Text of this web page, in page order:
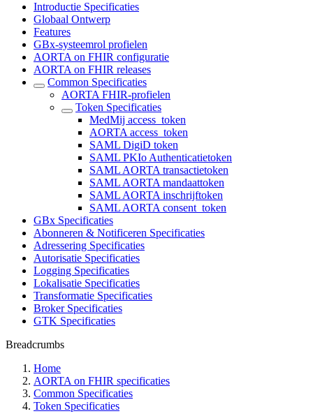
Introductie Specificaties
Globaal Ontwerp
Features
GBx-systeemrol profielen
AORTA on FHIR configuratie
AORTA on FHIR releases
Common Specificaties
AORTA FHIR-profielen
Token Specificaties
MedMij access_token
AORTA access_token
SAML DigiD token
SAML PKIo Authenticatietoken
SAML AORTA transactietoken
SAML AORTA mandaattoken
SAML AORTA inschrijftoken
SAML AORTA consent_token
GBx Specificaties
Abonneren & Notificeren Specificaties
Adressering Specificaties
Autorisatie Specificaties
Logging Specificaties
Lokalisatie Specificaties
Transformatie Specificaties
Broker Specificaties
GTK Specificaties
Breadcrumbs
Home
AORTA on FHIR specificaties
Common Specificaties
Token Specificaties